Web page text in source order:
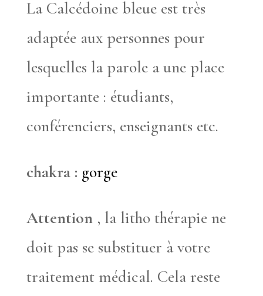
La Calcédoine bleue est très
adaptée aux personnes pour
lesquelles la parole a une place
importante : étudiants,
conférenciers, enseignants etc.
chakra : gorge
Attention, la litho thérapie ne
doit pas se substituer à votre
traitement médical. Cela reste